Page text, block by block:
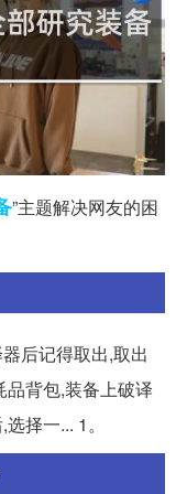
”主题解决网友的困
后记得取出,取出
品背包,装备上破译
择一... 1。